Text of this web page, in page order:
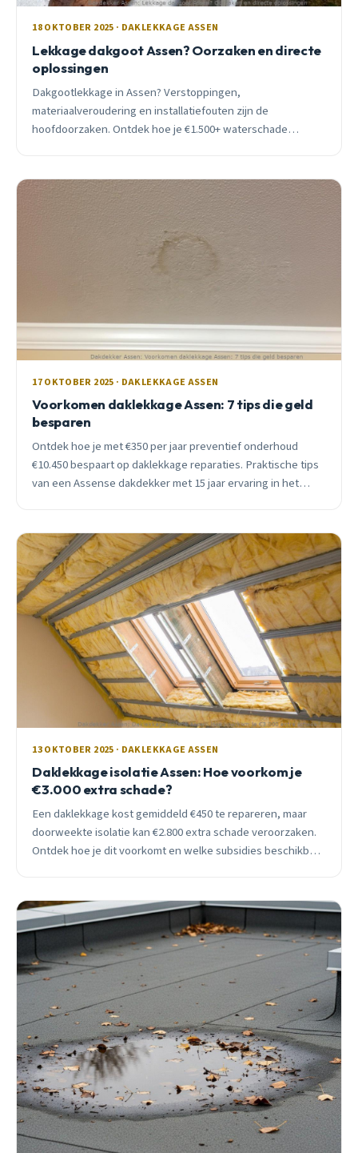
18 OKTOBER 2025 · DAKLEKKAGE ASSEN
Lekkage dakgoot Assen? Oorzaken en directe
oplossingen
Dakgootlekkage in Assen? Verstoppingen,
materiaalveroudering en installatiefouten zijn de
hoofdoorzaken. Ontdek hoe je €1.500+ waterschade
17 OKTOBER 2025 · DAKLEKKAGE ASSEN
Voorkomen daklekkage Assen: 7 tips die geld
besparen
Ontdek hoe je met €350 per jaar preventief onderhoud
€10.450 bespaart op daklekkage reparaties. Praktische tips
van een Assense dakdekker met 15 jaar ervaring in het
13 OKTOBER 2025 · DAKLEKKAGE ASSEN
Daklekkage isolatie Assen: Hoe voorkom je
€3.000 extra schade?
Een daklekkage kost gemiddeld €450 te repareren, maar
doorweekte isolatie kan €2.800 extra schade veroorzaken.
Ontdek hoe je dit voorkomt en welke subsidies beschikbaar